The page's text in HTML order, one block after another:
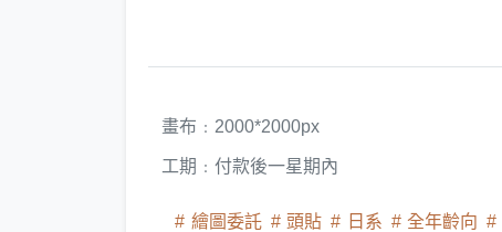
畫布﹕2000*2000px
工期﹕付款後一星期內
繪圖委託 頭貼 日系 全年齡向